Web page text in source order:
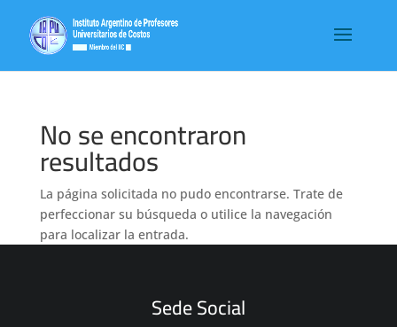
No se encontraron
resultados
La página solicitada no pudo encontrarse. Trate de
perfeccionar su búsqueda o utilice la navegación
para localizar la entrada.
Sede Social